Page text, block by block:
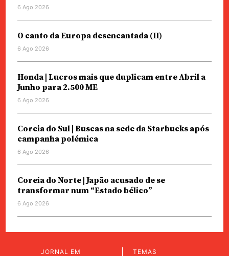
6 Ago 2026
O canto da Europa desencantada (II)
6 Ago 2026
Honda | Lucros mais que duplicam entre Abril a
Junho para 2.500 ME
6 Ago 2026
Coreia do Sul | Buscas na sede da Starbucks após
campanha polémica
6 Ago 2026
Coreia do Norte | Japão acusado de se
transformar num “Estado bélico”
6 Ago 2026
JORNAL EM
TEMAS